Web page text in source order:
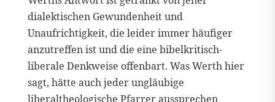
dialektischen Gewundenheit und
Unaufrichtigkeit, die leider immer häufiger
anzutreffen ist und die eine bibelkritisch-
liberale Denkweise offenbart. Was Werth hier
sagt, hätte auch jeder ungläubige
liberaltheologische Pfarrer aussprechen